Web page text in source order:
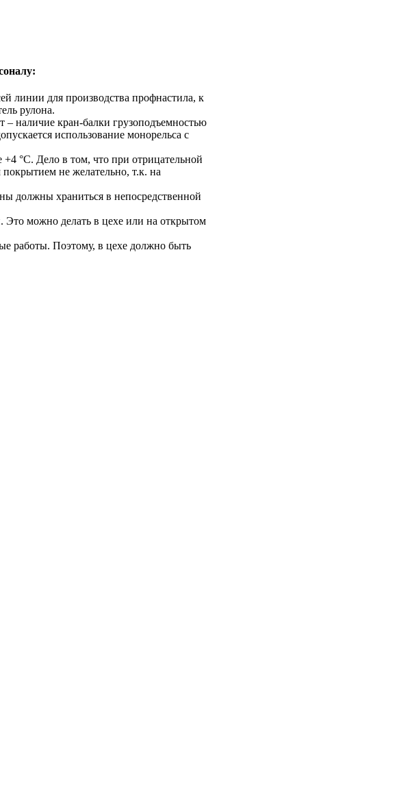
линии для производства профнастила, к
рулона.
наличие кран-балки грузоподъемностью
использование монорельса с
°С. Дело в том, что при отрицательной
покрытием не желательно, т.к. на
должны храниться в непосредственной
Это можно делать в цехе или на открытом
работы. Поэтому, в цехе должно быть